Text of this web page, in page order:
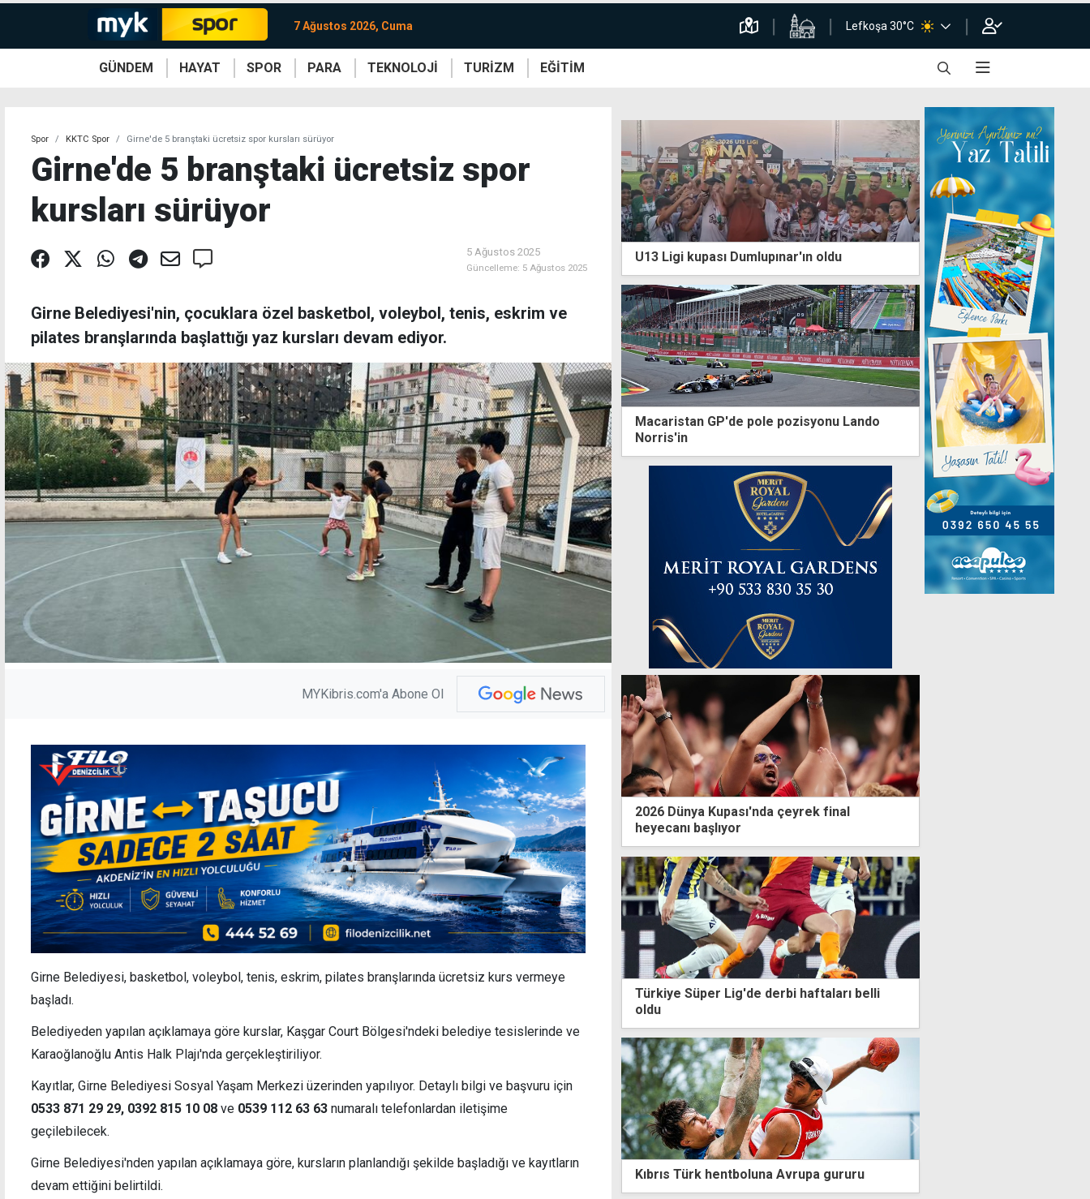
7 Ağustos 2026, Cuma Lefkoşa 30°C
GÜNDEM HAYAT SPOR PARA TEKNOLOJİ TURİZM EĞİTİM
Spor KKTC Spor Girne'de 5 branştaki ücretsiz spor kursları sürüyor
Girne'de 5 branştaki ücretsiz spor
kursları sürüyor
5 Ağustos 2025
Güncelleme: 5 Ağustos 2025
Girne Belediyesi'nin, çocuklara özel basketbol, voleybol, tenis, eskrim ve
pilates branşlarında başlattığı yaz kursları devam ediyor.
MYKibris.com'a Abone Ol
Girne Belediyesi, basketbol, voleybol, tenis, eskrim, pilates branşlarında ücretsiz kurs vermeye
başladı.
Belediyeden yapılan açıklamaya göre kurslar, Kaşgar Court Bölgesi'ndeki belediye tesislerinde ve
Karaoğlanoğlu Antis Halk Plajı'nda gerçekleştiriliyor.
Kayıtlar, Girne Belediyesi Sosyal Yaşam Merkezi üzerinden yapılıyor. Detaylı bilgi ve başvuru için
0533 871 29 29, 0392 815 10 08 ve 0539 112 63 63 numaralı telefonlardan iletişime
geçilebilecek.
Girne Belediyesi'nden yapılan açıklamaya göre, kursların planlandığı şekilde başladığı ve kayıtların
devam ettiğini belirtildi.
U13 Ligi kupası Dumlupınar'ın oldu
Macaristan GP'de pole pozisyonu Lando
Norris'in
2026 Dünya Kupası'nda çeyrek final
heyecanı başlıyor
Türkiye Süper Lig'de derbi haftaları belli
oldu
Fulham iki Real oyuncusunu birden transfer
etti
Kıbrıs Türk hentboluna Avrupa gururu
FC Barcelona altyapısı ilk kez Lefkoşa'ya
geliyor